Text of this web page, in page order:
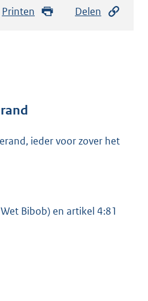
Printen Delen
ieder voor zover het
Bibob) en artikel 4:81